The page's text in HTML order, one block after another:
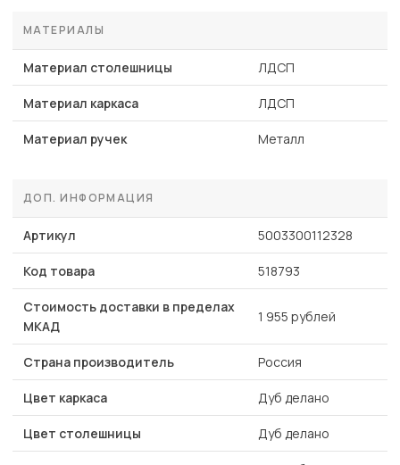
МАТЕРИАЛЫ
Материал столешницы ЛДСП
Материал каркаса ЛДСП
Материал ручек Металл
ДОП. ИНФОРМАЦИЯ
Артикул 5003300112328
Код товара 518793
Стоимость доставки в пределах
МКАД
1 955 рублей
Страна производитель Россия
Цвет каркаса Дуб делано
Цвет столешницы Дуб делано